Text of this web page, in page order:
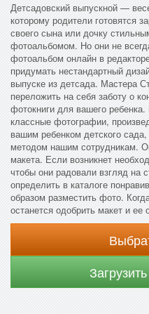
Детсадовский выпускной —
которому родители готовятся
своего сына или дочку
фотоальбомом. Но они не
фотоальбом онлайн в
придумать нестандартный
выпуске из детсада. Мастера
переложить на себя заботу о
фотокниги для вашего
классные фотографии,
вашим ребенком детского
методом нашим сотрудникам.
макета. Если возникнет
чтобы они радовали взгляд на
определить в каталоге
образом разместить фото.
останется одобрить макет и ее